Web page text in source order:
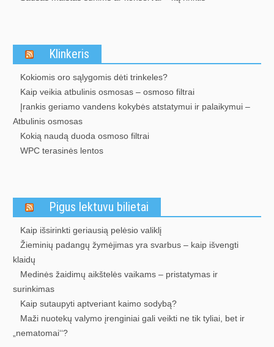
Klinkeris
Kokiomis oro sąlygomis dėti trinkeles?
Kaip veikia atbulinis osmosas – osmoso filtrai
Įrankis geriamo vandens kokybės atstatymui ir palaikymui –
Atbulinis osmosas
Kokią naudą duoda osmoso filtrai
WPC terasinės lentos
Pigus lektuvu bilietai
Kaip išsirinkti geriausią pelėsio valiklį
Žieminių padangų žymėjimas yra svarbus – kaip išvengti
klaidų
Medinės žaidimų aikštelės vaikams – pristatymas ir
surinkimas
Kaip sutaupyti aptveriant kaimo sodybą?
Maži nuotekų valymo įrenginiai gali veikti ne tik tyliai, bet ir
„nematomai‘‘?